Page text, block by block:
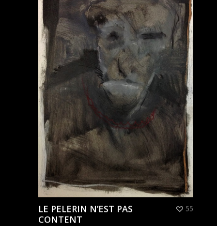
LE PELERIN N’EST PAS
CONTENT
55